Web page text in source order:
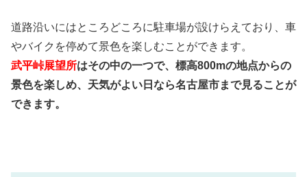
道路沿いにはところどころに駐車場が設けらえており、車
やバイクを停めて景色を楽しむことができます。
武平峠展望所はその中の一つで、標高800mの地点からの
景色を楽しめ、天気がよい日なら名古屋市まで見ることが
できます。